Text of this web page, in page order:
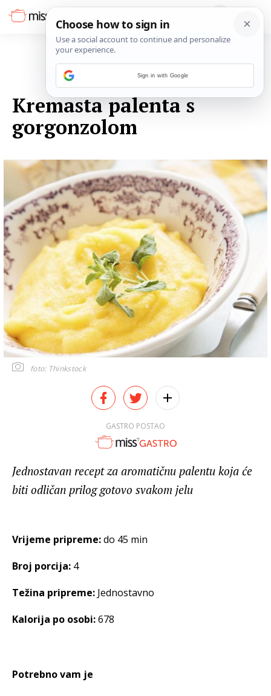
Kremasta palenta s
gorgonzolom
foto: Thinkstock
GASTRO POSTAO
Jednostavan recept za aromatičnu palentu koja će
biti odličan prilog gotovo svakom jelu
Vrijeme pripreme:do 45 min
Broj porcija: 4
Težina pripreme: Jednostavno
Kalorija po osobi:678
Potrebno vam je
Sign in with Google